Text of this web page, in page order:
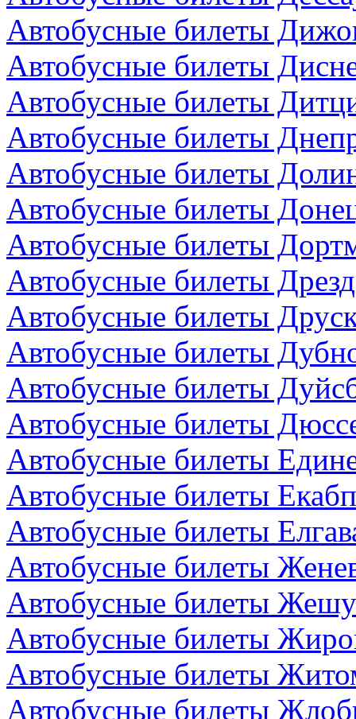
Автобусные билеты
Автобусные билеты
Автобусные билеты
Автобусные билеты
Автобусные билеты
Автобусные билеты
Автобусные билеты
Автобусные билеты
Автобусные билеты
Автобусные билеты
Автобусные билеты
Автобусные билеты
Автобусные билеты
Автобусные билеты
Автобусные билеты
Автобусные билеты
Автобусные билеты
Автобусные билеты
Автобусные билеты
Автобусные билеты